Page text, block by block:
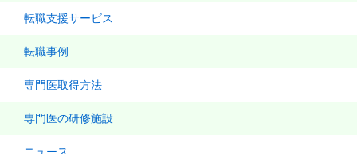
転職支援サービス
転職事例
専門医取得方法
専門医の研修施設
ニュース